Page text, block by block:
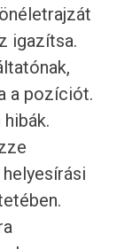
igazítsa.
a pozíciót.